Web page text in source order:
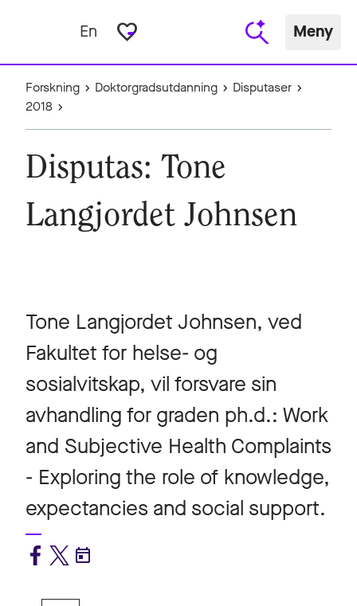
En favorite_border Meny
Forskning Doktorgradsutdanning
Disputaser
2018
Disputas: Tone
Langjordet Johnsen
Tone Langjordet Johnsen, ved
Fakultet for helse- og
sosialvitskap, vil forsvare sin
avhandling for graden ph.d.: Work
and Subjective Health Complaints
- Exploring the role of knowledge,
expectancies and social support.